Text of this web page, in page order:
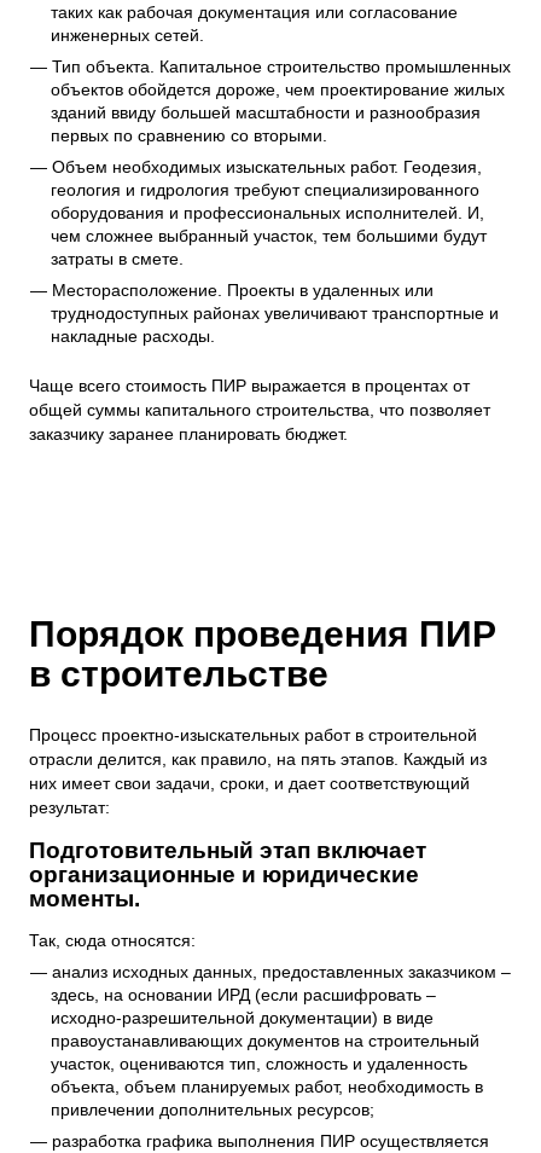
таких как рабочая документация или согласование
инженерных сетей.
Тип объекта. Капитальное строительство промышленных
объектов обойдется дороже, чем проектирование жилых
зданий ввиду большей масштабности и разнообразия
первых по сравнению со вторыми.
Объем необходимых изыскательных работ. Геодезия,
геология и гидрология требуют специализированного
оборудования и профессиональных исполнителей. И,
чем сложнее выбранный участок, тем большими будут
затраты в смете.
Месторасположение. Проекты в удаленных или
труднодоступных районах увеличивают транспортные и
накладные расходы.
Чаще всего стоимость ПИР выражается в процентах от
общей суммы капитального строительства, что позволяет
заказчику заранее планировать бюджет.
Порядок проведения ПИР
в строительстве
Процесс проектно-изыскательных работ в строительной
отрасли делится, как правило, на пять этапов. Каждый из
них имеет свои задачи, сроки, и дает соответствующий
результат:
Подготовительный этап включает
организационные и юридические
моменты.
Так, сюда относятся:
анализ исходных данных, предоставленных заказчиком –
здесь, на основании ИРД (если расшифровать –
исходно-разрешительной документации) в виде
правоустанавливающих документов на строительный
участок, оцениваются тип, сложность и удаленность
объекта, объем планируемых работ, необходимость в
привлечении дополнительных ресурсов;
разработка графика выполнения ПИР осуществляется